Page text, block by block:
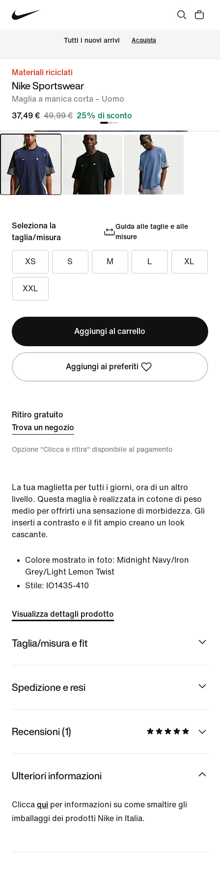
Tutti i nuovi arrivi Acquista
Materiali riciclati
Nike Sportswear
Maglia a manica corta – Uomo
37,49 € 49,99 € 25% di sconto
Seleziona la
taglia/misura
Guida alle taglie e alle
misure
XS S M L XL
XXL
Aggiungi al carrello
Aggiungi ai preferiti
Ritiro gratuito
Trova un negozio
Opzione "Clicca e ritira" disponibile al pagamento
La tua maglietta per tutti i giorni, ora di un altro
livello. Questa maglia è realizzata in cotone di peso
medio per offrirti una sensazione di morbidezza. Gli
inserti a contrasto e il fit ampio creano un look
cascante.
Colore mostrato in foto: Midnight Navy/Iron
Grey/Light Lemon Twist
Stile: IO1435-410
Visualizza dettagli prodotto
Taglia/misura e fit
Spedizione e resi
Recensioni (1)
Ulteriori informazioni
Clicca qui per informazioni su come smaltire gli
imballaggi dei prodotti Nike in Italia.